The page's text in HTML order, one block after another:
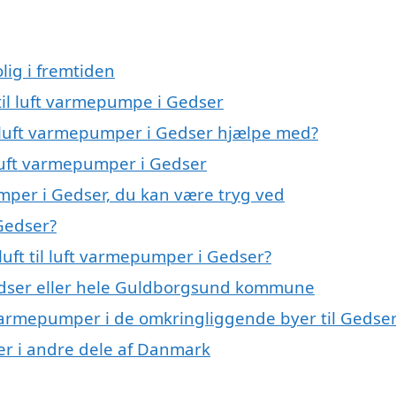
i fremtiden
luft varmepumpe i Gedser
varmepumper i Gedser hjælpe med?
varmepumper i Gedser
i Gedser, du kan være tryg ved
til luft varmepumper i Gedser?
eller hele Guldborgsund kommune
i de omkringliggende byer til
i andre dele af Danmark